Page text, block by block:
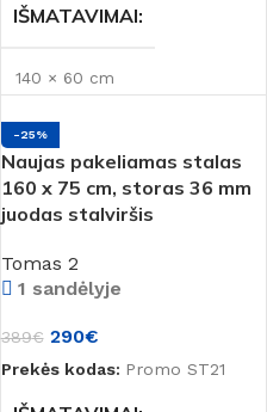
IŠMATAVIMAI
140 × 60 cm
-25%
Naujas pakeliamas stalas
160 x 75 cm, storas 36 mm
juodas stalviršis
Tomas 2
1 sandėlyje
389€ 290€
Prekės kodas: Promo ST21